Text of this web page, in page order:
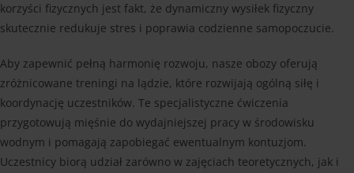
korzyści fizycznych jest fakt, że dynamiczny wysiłek fizyczny
skutecznie redukuje stres i poprawia codzienne samopoczucie.
Aby zapewnić pełną harmonię rozwoju, nasze obozy oferują
zróżnicowane treningi na lądzie, które rozwijają ogólną siłę i
koordynację uczestników. Te specjalistyczne ćwiczenia
przygotowują mięśnie do wydajniejszej pracy w środowisku
wodnym i pomagają zapobiegać ewentualnym kontuzjom.
Uczestnicy biorą udział zarówno w zajęciach teoretycznych, jak i